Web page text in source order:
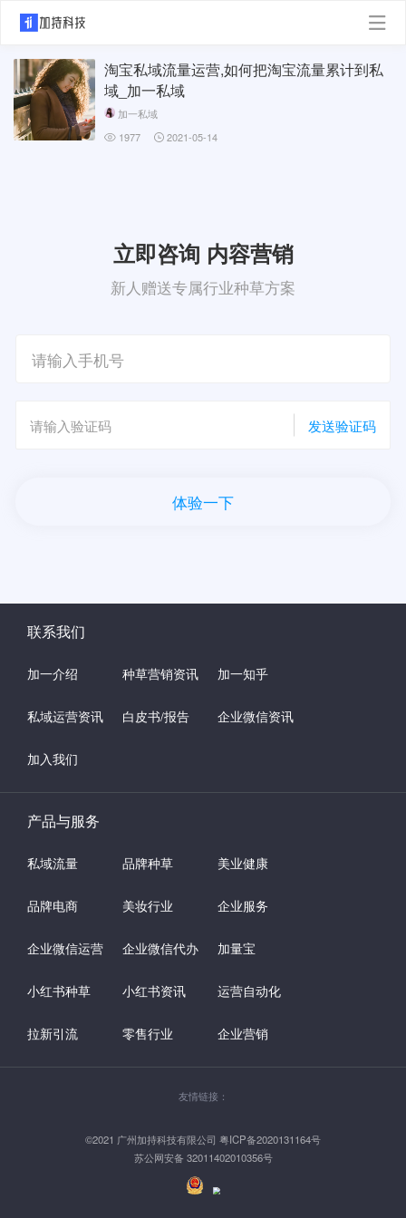
淘宝私域流量运营,如何把淘宝流量累计到私
域_加一私域
加一私域
1977
2021-05-14
立即咨询 内容营销
新人赠送专属行业种草方案
发送验证码
体验一下
联系我们
加一介绍 种草营销资讯 加一知乎
私域运营资讯 白皮书/报告 企业微信资讯
加入我们
产品与服务
私域流量 品牌种草 美业健康
品牌电商 美妆行业 企业服务
企业微信运营 企业微信代办 加量宝
小红书种草 小红书资讯 运营自动化
拉新引流 零售行业 企业营销
友情链接：
©2021 广州加持科技有限公司 粤ICP备2020131164号
苏公网安备 32011402010356号